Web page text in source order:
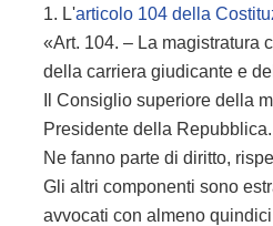
1. L'articolo 104 della
«Art. 104. – La magistratura
della carriera giudicante e
Il Consiglio superiore della
Presidente della Repubblica.
Ne fanno parte di diritto,
Gli altri componenti sono
avvocati con almeno